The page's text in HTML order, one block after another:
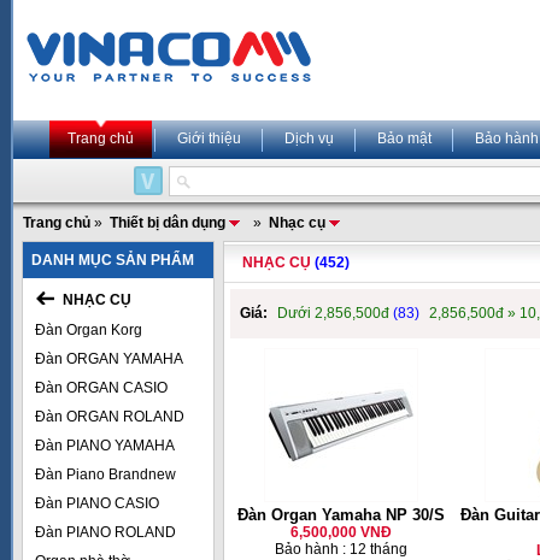
Trang chủ Giới thiệu Dịch vụ Bảo mật Bảo hành
Trang chủ » Thiết bị dân dụng » Nhạc cụ
DANH MỤC SẢN PHẨM
NHẠC CỤ
Đàn Organ Korg
Đàn ORGAN YAMAHA
Đàn ORGAN CASIO
Đàn ORGAN ROLAND
Đàn PIANO YAMAHA
Đàn Piano Brandnew
Đàn PIANO CASIO
Đàn PIANO ROLAND
NHẠC CỤ (452)
Giá: Dưới 2,856,500đ (83) 2,856,500đ »
Đàn Organ Yamaha NP 30/S
6,500,000 VNĐ
Bảo hành : 12 tháng
Đàn